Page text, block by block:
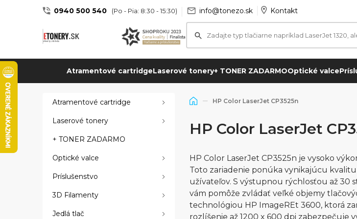
0940 500 540 (Po - Pia: 8:30 - 15:30) info@tonezo.sk Kontakt
Atramentové cartridgeLaserové tonery+ TONER ZADARMOOptické valce
Atramentové cartridge
Laserové tonery
+ TONER ZADARMO
Optické valce
Príslušenstvo
3D Filamenty
Jedlá tlač
HP Color LaserJet CP3525n
HP Color LaserJet
HP Color LaserJet CP3525n je vysoko
Toto zariadenie ponúka vynikajúcu
užívateľov. S výstupnou rýchlosťou až
vám pomôže zvládať veľké objemy
technológiou HP ImageREt 3600, ktorá
rozlíšenie až 1200 x 600 dpi